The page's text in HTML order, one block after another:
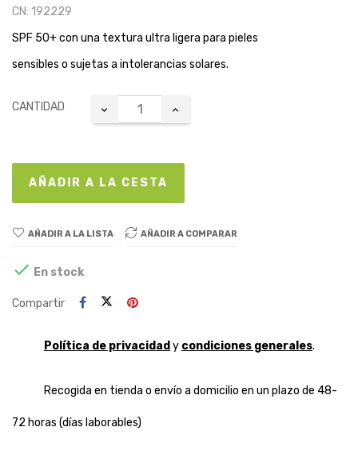
CN: 192229
SPF 50+ con una textura ultra ligera para pieles
sensibles o sujetas a intolerancias solares.
CANTIDAD
AÑADIR A LA CESTA
AÑADIR A LA LISTA AÑADIR A COMPARAR
 En stock
Compartir
Política de privacidad y condiciones generales.
Recogida en tienda o envío a domicilio en un plazo de 48-
72 horas (días laborables)